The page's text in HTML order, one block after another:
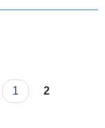
1 2